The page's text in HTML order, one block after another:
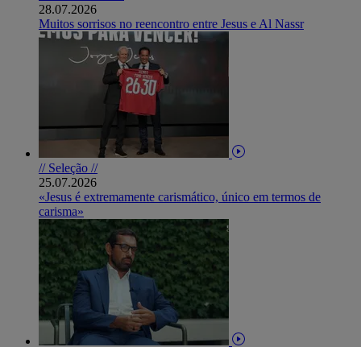
28.07.2026
Muitos sorrisos no reencontro entre Jesus e Al Nassr
// Seleção //
25.07.2026
«Jesus é extremamente carismático, único em termos de
carisma»